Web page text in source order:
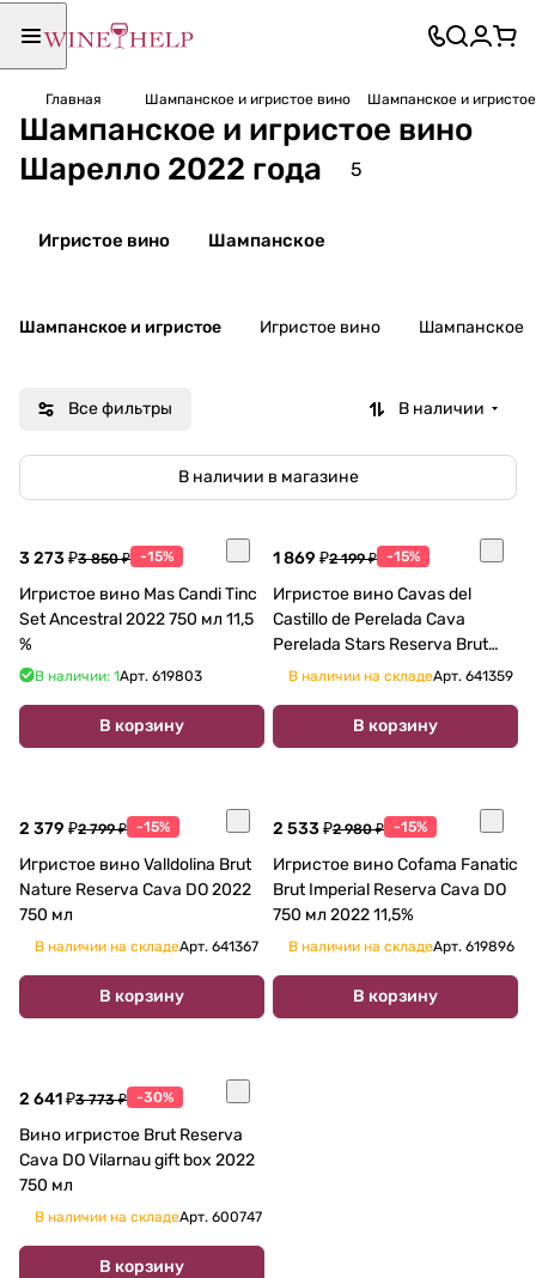
Главная Шампанское и игристое вино Шампанское и
Шампанское и игристое вино
Шарелло 2022 года
5
Игристое вино Шампанское
Шампанское и игристое Игристое вино Шампанское
Все фильтры В наличии
В наличии в магазине
3 273 ₽3 850 ₽ -15%
Игристое вино Mas Candi Tinc
Set Ancestral 2022 750 мл 11,5
%
В наличии: 1Арт. 619803
В корзину
1 869 ₽2 199 ₽ -15%
Игристое вино Cavas del
Castillo de Perelada Cava
Perelada Stars Reserva Brut
Nature 2022 750 мл
В наличии на складеАрт. 641359
В корзину
2 379 ₽2 799 ₽ -15%
Игристое вино Valldolina Brut
Nature Reserva Cava DO 2022
750 мл
В наличии на складеАрт. 641367
В корзину
2 533 ₽2 980 ₽ -15%
Игристое вино Cofama Fanatic
Brut Imperial Reserva Cava DO
750 мл 2022 11,5%
В наличии на складеАрт. 619896
В корзину
2 641 ₽3 773 ₽ -30%
Вино игристое Brut Reserva
Cava DO Vilarnau gift box 2022
750 мл
В наличии на складеАрт. 600747
В корзину